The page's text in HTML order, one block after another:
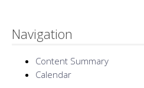
Navigation
Content Summary
Calendar